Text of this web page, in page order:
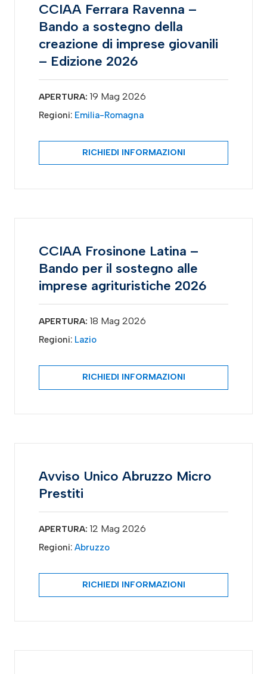
CCIAA Ferrara Ravenna –
Bando a sostegno della
creazione di imprese giovanili
– Edizione 2026
APERTURA: 19 Mag 2026
Regioni: Emilia-Romagna
RICHIEDI INFORMAZIONI
CCIAA Frosinone Latina –
Bando per il sostegno alle
imprese agrituristiche 2026
APERTURA: 18 Mag 2026
Regioni: Lazio
RICHIEDI INFORMAZIONI
Avviso Unico Abruzzo Micro
Prestiti
APERTURA: 12 Mag 2026
Regioni: Abruzzo
RICHIEDI INFORMAZIONI